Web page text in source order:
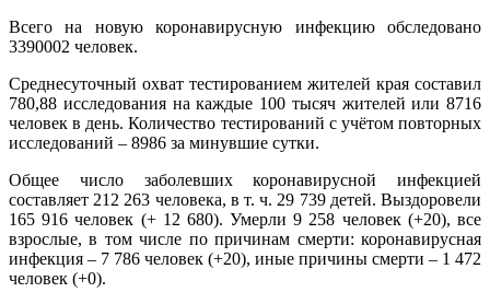
Всего на новую коронавирусную инфекцию обследовано
3390002 человек.
Среднесуточный охват тестированием жителей края составил
780,88 исследования на каждые 100 тысяч жителей или 8716
человек в день. Количество тестирований с учётом повторных
исследований – 8986 за минувшие сутки.
Общее число заболевших коронавирусной инфекцией
составляет 212 263 человека, в т. ч. 29 739 детей. Выздоровели
165 916 человек (+ 12 680). Умерли 9 258 человек (+20), все
взрослые, в том числе по причинам смерти: коронавирусная
инфекция – 7 786 человек (+20), иные причины смерти – 1 472
человек (+0).